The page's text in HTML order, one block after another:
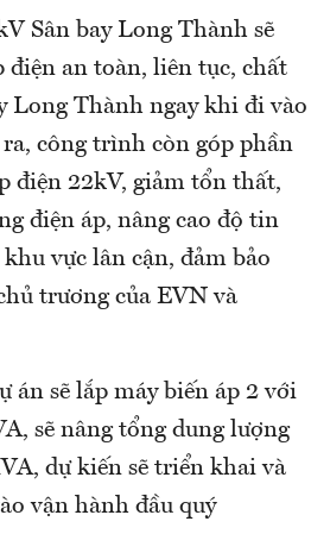
Sân bay Long Thành sẽ
điện an toàn, liên tục, chất
Long Thành ngay khi đi vào
công trình còn góp phần
điện 22kV, giảm tổn thất,
điện áp, nâng cao độ tin
vực lân cận, đảm bảo
trương của EVN và
án sẽ lắp máy biến áp 2 với
sẽ nâng tổng dung lượng
dự kiến sẽ triển khai và
vận hành đầu quý